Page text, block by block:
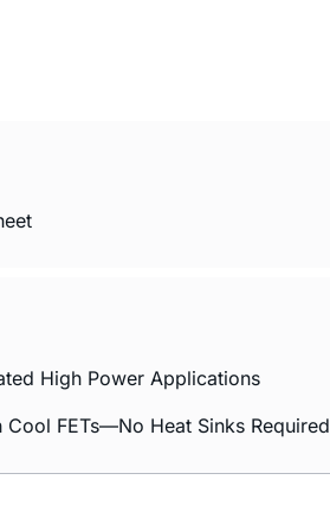
High Power Applications
FETs—No Heat Sinks Required